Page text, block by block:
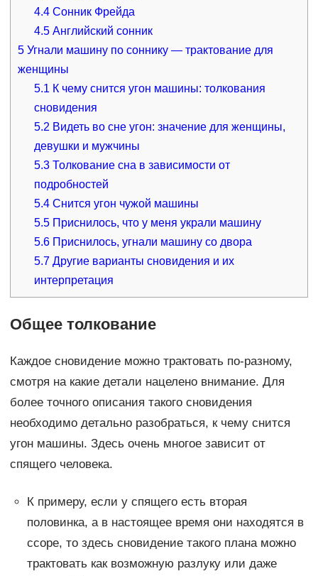
4.4 Сонник Фрейда
4.5 Английский сонник
5Угнали машину по соннику — трактование для
женщины
5.1 К чему снится угон машины: толкования
сновидения
5.2 Видеть во сне угон: значение для женщины,
девушки и мужчины
5.3 Толкование сна в зависимости от
подробностей
5.4 Снится угон чужой машины
5.5 Приснилось, что у меня украли машину
5.6 Приснилось, угнали машину со двора
5.7 Другие варианты сновидения и их
интерпретация
Общее толкование
Каждое сновидение можно трактовать по-разному,
смотря на какие детали нацелено внимание. Для
более точного описания такого сновидения
необходимо детально разобраться, к чему снится
угон машины. Здесь очень многое зависит от
спящего человека.
К примеру, если у спящего есть вторая
половинка, а в настоящее время они находятся в
ссоре, то здесь сновидение такого плана можно
трактовать как возможную разлуку или даже